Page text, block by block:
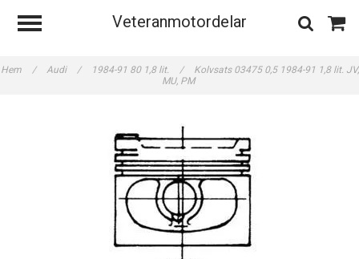
Veteranmotordelar
Hem / Audi / 1984-91 80 1,8 lit. /
Kolvsats 03475 0,5 1984-91 1,8 lit. JV,
MU, PM